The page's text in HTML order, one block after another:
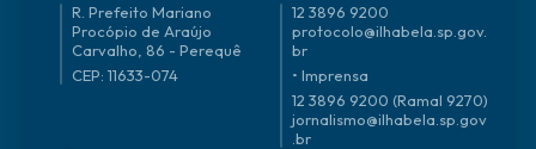
R. Prefeito Mariano
Procópio de Araújo
Carvalho, 86 - Perequê
CEP: 11633-074
12 3896 9200
protocolo@ilhabela.sp.gov.
br
• Imprensa
12 3896 9200 (Ramal 9270)
jornalismo@ilhabela.sp.gov
.br